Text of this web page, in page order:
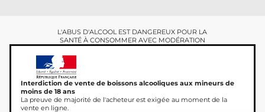
L'ABUS D'ALCOOL EST DANGEREUX POUR LA
SANTÉ À CONSOMMER AVEC MODÉRATION
Interdiction de vente de boissons alcooliques aux mineurs de
moins de 18 ans
La preuve de majorité de l'acheteur est exigée au moment de la
vente en ligne.